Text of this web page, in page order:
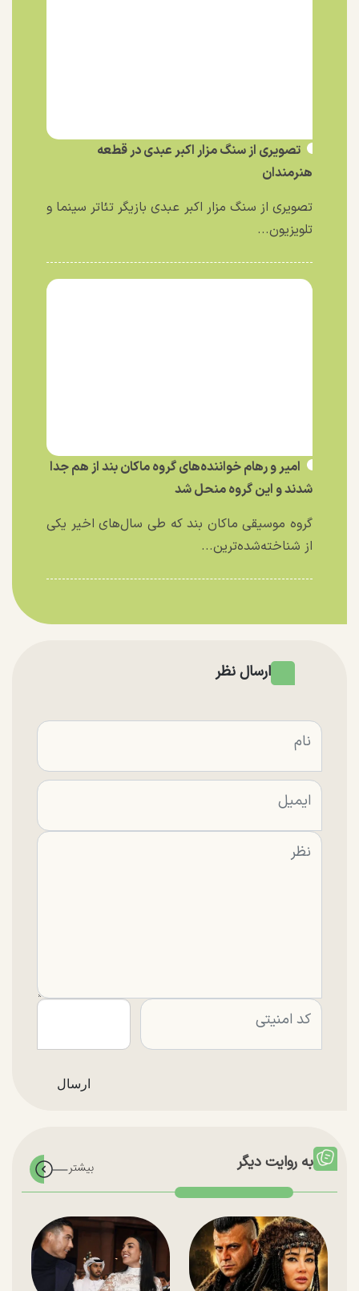
تصویری از سنگ مزار اکبر عبدی در قطعه
هنرمندان
تصویری از سنگ مزار اکبر عبدی بازیگر تئاتر سینما و
تلویزیون...
امیر و رهام خواننده‌های گروه ماکان بند از هم جدا
شدند و این گروه منحل شد
گروه موسیقی ماکان بند که طی سال‌های اخیر یکی
از شناخته‌شده‌ترین...
ارسال نظر
به روایت دیگر